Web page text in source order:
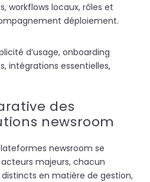
workflows locaux, rôles et
déploiement.
d’usage, onboarding
intégrations essentielles,
des
newsroom
newsroom se
majeurs, chacun
en matière de gestion,